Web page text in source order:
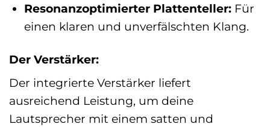
Resonanzoptimierter Plattenteller:Für
einen klaren und unverfälschten Klang.
Der Verstärker:
Der integrierte Verstärker liefert
ausreichend Leistung, um deine
Lautsprecher mit einem satten und